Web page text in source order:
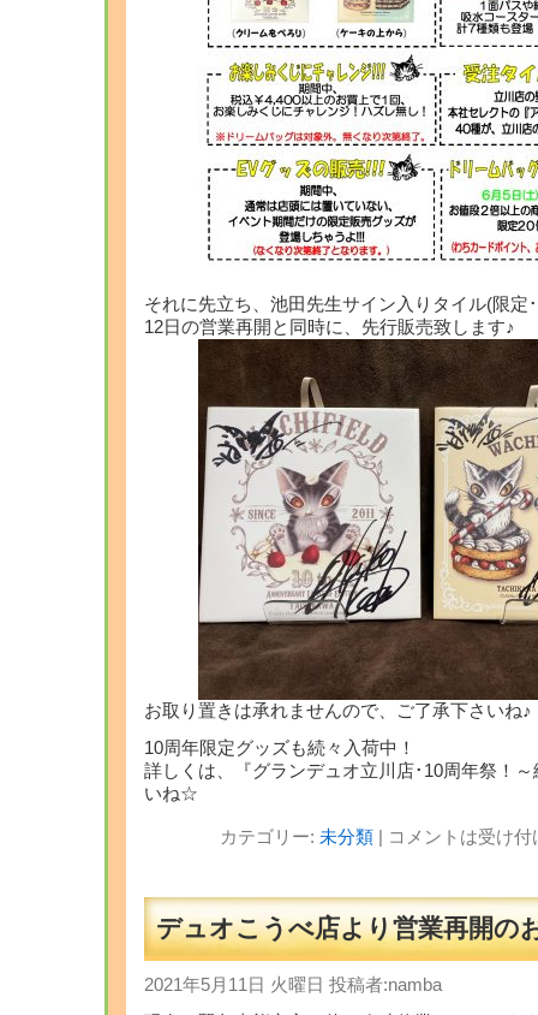
それに先立ち、池田先生サイン入りタイル(限定
12日の営業再開と同時に、先行販売致します♪
お取り置きは承れませんので、ご了承下さいね♪
10周年限定グッズも続々入荷中！
詳しくは、『グランデュオ立川店･10周年祭！
いね☆
カテゴリー: 未分類| コメントは受け
デュオこうべ店より営業再開の
2021年5月11日 火曜日 投稿者:namba